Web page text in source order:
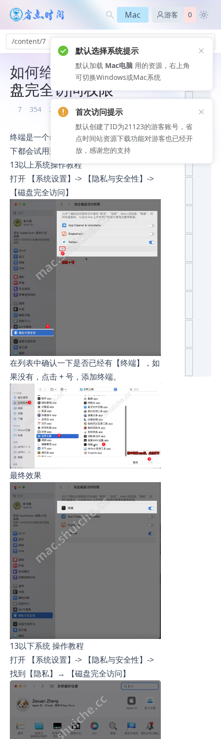
Mac 游客 0
/content/7
如何给【终端】授权磁
盘完全访问权限
7 354 2026-08-06
终端是一个mac电脑自带的APP，很多场景
下都会试用到
13以上系统操作教程
打开 【系统设置】-> 【隐私与安全性】->
【磁盘完全访问】
在列表中确认一下是否已经有【终端】，如
果没有，点击 + 号，添加终端。
最终效果
13以下系统 操作教程
打开 【系统设置】-> 【隐私与安全性】->
找到【隐私】→ 【磁盘完全访问】
推荐文
默认选择系统提示
默认加载 Mac电脑 用的资源，右上角
可切换Windows或Mac系统
首次访问提示
默认创建了ID为21123的游客账号，省
放，感谢您的支持